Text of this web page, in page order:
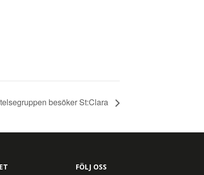
besöker St:Clara
FÖLJ OSS